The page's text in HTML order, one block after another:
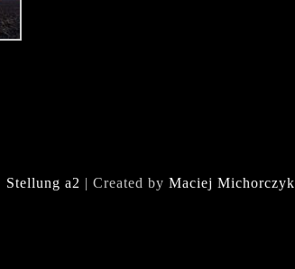
Stellung a2 | Created by Maciej Michorczyk